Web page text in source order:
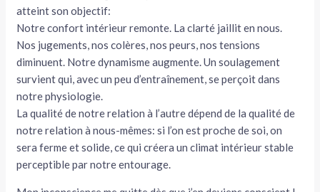
atteint son objectif:
Notre confort intérieur remonte. La clarté jaillit en nous.
Nos jugements, nos colères, nos peurs, nos tensions
diminuent. Notre dynamisme augmente. Un soulagement
survient qui, avec un peu d’entraînement, se perçoit dans
notre physiologie.
La qualité de notre relation à l’autre dépend de la qualité de
notre relation à nous-mêmes: si l’on est proche de soi, on
sera ferme et solide, ce qui créera un climat intérieur stable
perceptible par notre entourage.